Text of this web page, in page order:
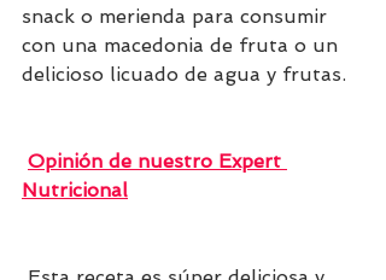
snack o merienda para consumir
con una macedonia de fruta o un
delicioso licuado de agua y frutas.
Opinión de nuestro Expert
Nutricional